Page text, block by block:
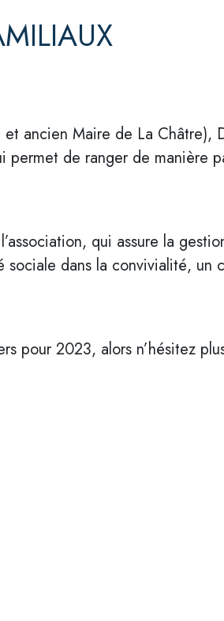
ancien Maire de La Châtre),
permet de ranger de manière
qui assure la
dans la convivialité, un
pour 2023, alors n’hésitez